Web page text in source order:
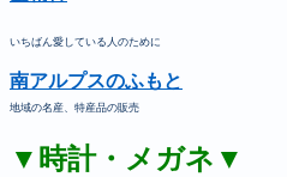
いちばん愛している人のために
南アルプスのふもと
地域の名産、特産品の販売
▼時計・メガネ▼